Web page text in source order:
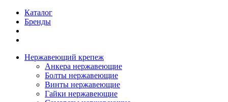
Каталог
Бренды
Нержавеющий крепеж
Анкера нержавеющие
Болты нержавеющие
Винты нержавеющие
Гайки нержавеющие